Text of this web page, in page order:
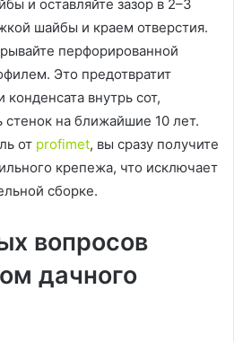
и оставляйте зазор в 2–3
шайбы и краем отверстия.
перфорированной
Это предотвратит
внутрь сот,
стенок на ближайшие 10 лет.
от profimet, вы сразу получите
крепежа, что исключает
сборке.
вопросов
дачного